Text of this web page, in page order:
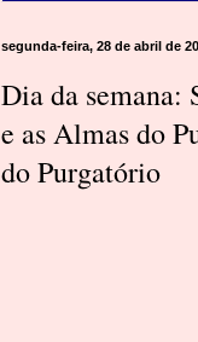
segunda-feira, 28 de abril de
Dia da semana:
e as Almas do
do Purgatório